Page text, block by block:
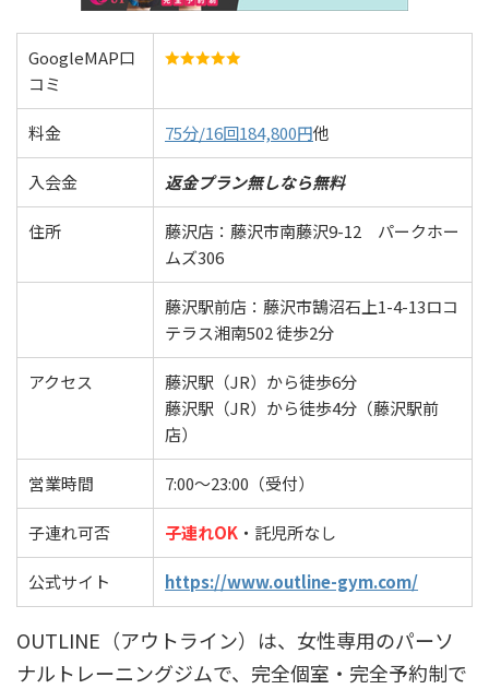
GoogleMAP口
コミ
料金 75分/16回184,800円他
入会金 返金プラン無しなら無料
住所
藤沢店：藤沢市南藤沢9-12 パークホー
ムズ306
藤沢駅前店：藤沢市鵠沼石上1-4-13ロコ
テラス湘南502 徒歩2分
アクセス
藤沢駅（JR）から徒歩6分
藤沢駅（JR）から徒歩4分（藤沢駅前
店）
営業時間 7:00～23:00（受付）
子連れ可否 子連れOK ・託児所なし
公式サイト https://www.outline-gym.com/
OUTLINE（アウトライン）は、女性専用のパーソ
ナルトレーニングジムで、完全個室・完全予約制で